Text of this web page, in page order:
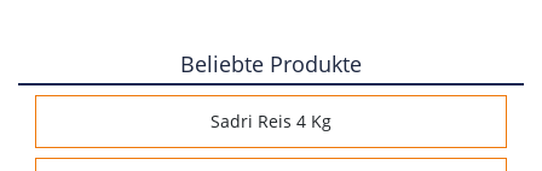
Beliebte Produkte
Sadri Reis 4 Kg